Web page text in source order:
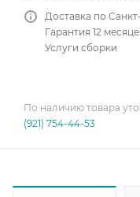
Доставка по
Гарантия 12
Услуги сборки
По наличию товара
(921) 754-44-53